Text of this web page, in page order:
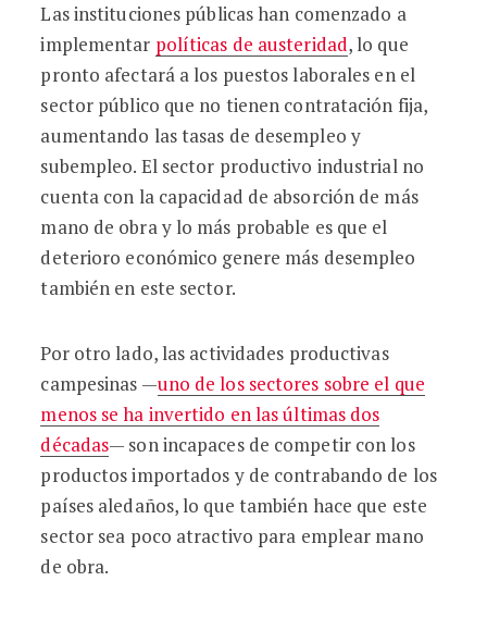
Las instituciones públicas han comenzado a
implementar políticas de austeridad, lo que
pronto afectará a los puestos laborales en el
sector público que no tienen contratación fija,
aumentando las tasas de desempleo y
subempleo. El sector productivo industrial no
cuenta con la capacidad de absorción de más
mano de obra y lo más probable es que el
deterioro económico genere más desempleo
también en este sector.
Por otro lado, las actividades productivas
campesinas —uno de los sectores sobre el que
menos se ha invertido en las últimas dos
décadas— son incapaces de competir con los
productos importados y de contrabando de los
países aledaños, lo que también hace que este
sector sea poco atractivo para emplear mano
de obra.